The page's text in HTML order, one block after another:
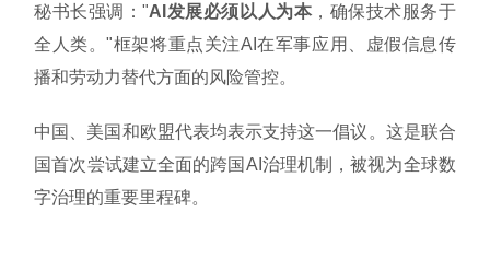
秘书长强调："AI发展必须以人为本，确保技术服务于
全人类。"框架将重点关注AI在军事应用、虚假信息传
播和劳动力替代方面的风险管控。
中国、美国和欧盟代表均表示支持这一倡议。这是联合
国首次尝试建立全面的跨国AI治理机制，被视为全球数
字治理的重要里程碑。